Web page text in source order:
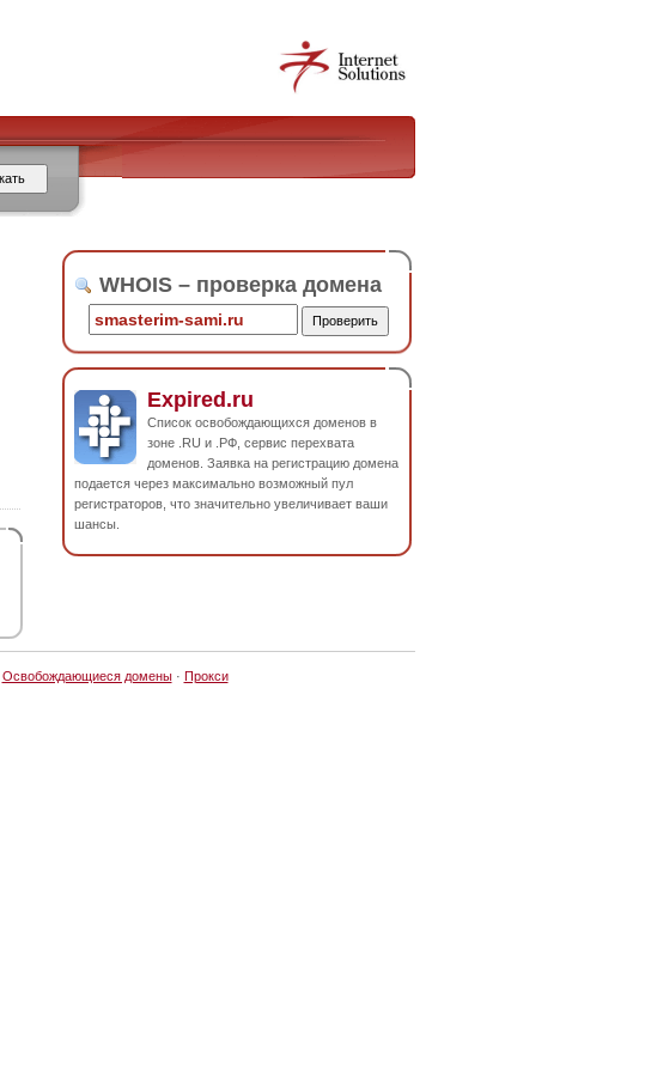
WHOIS – проверка домена
Expired.ru
Список освобождающихся доменов в
зоне .RU и .РФ, сервис перехвата
доменов. Заявка на регистрацию домена
подается через максимально возможный пул
регистраторов, что значительно увеличивает ваши
шансы.
Освобождающиеся домены· Прокси